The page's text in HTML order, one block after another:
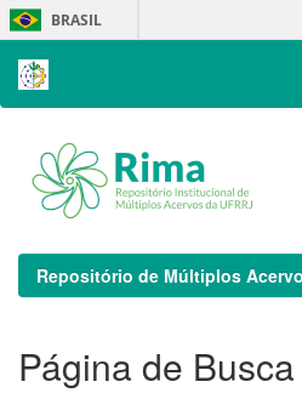
Skip
navigation
BRASIL
Repositório de Múltiplos
Página de Busca